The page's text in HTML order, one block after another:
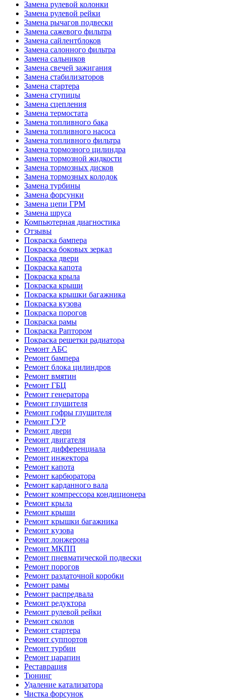
Замена рулевой колонки
Замена рулевой рейки
Замена рычагов подвески
Замена сажевого фильтра
Замена сайлентблоков
Замена салонного фильтра
Замена сальников
Замена свечей зажигания
Замена стабилизаторов
Замена стартера
Замена ступицы
Замена сцепления
Замена термостата
Замена топливного бака
Замена топливного насоса
Замена топливного фильтра
Замена тормозного цилиндра
Замена тормозной жидкости
Замена тормозных дисков
Замена тормозных колодок
Замена турбины
Замена форсунки
Замена цепи ГРМ
Замена шруса
Компьютерная диагностика
Отзывы
Покраска бампера
Покраска боковых зеркал
Покраска двери
Покраска капота
Покраска крыла
Покраска крыши
Покраска крышки багажника
Покраска кузова
Покраска порогов
Покраска рамы
Покраска Раптором
Покраска решетки радиатора
Ремонт АБС
Ремонт бампера
Ремонт блока цилиндров
Ремонт вмятин
Ремонт ГБЦ
Ремонт генератора
Ремонт глушителя
Ремонт гофры глушителя
Ремонт ГУР
Ремонт двери
Ремонт двигателя
Ремонт дифференциала
Ремонт инжектора
Ремонт капота
Ремонт карбюратора
Ремонт карданного вала
Ремонт компрессора кондиционера
Ремонт крыла
Ремонт крыши
Ремонт крышки багажника
Ремонт кузова
Ремонт лонжерона
Ремонт МКПП
Ремонт пневматической подвески
Ремонт порогов
Ремонт раздаточной коробки
Ремонт рамы
Ремонт распредвала
Ремонт редуктора
Ремонт рулевой рейки
Ремонт сколов
Ремонт стартера
Ремонт суппортов
Ремонт турбин
Ремонт царапин
Реставрация
Тюнинг
Удаление катализатора
Чистка форсунок